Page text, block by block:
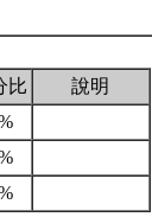
比
說明